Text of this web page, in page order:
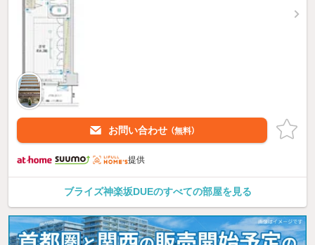
お問い合わせ （無料）
提供
ブライズ神楽坂DUEのすべての部屋を見る